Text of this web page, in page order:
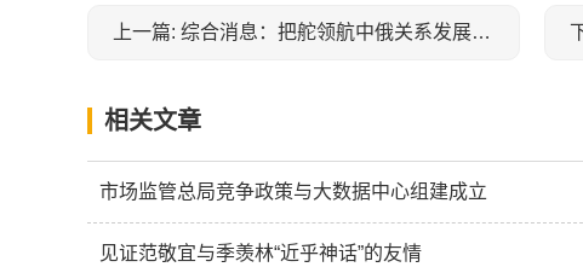
上一篇: 综合消息：把舵领航中俄关系发展 共同捍卫国际公平正义——多国人士高度评价中俄元首视频会晤
相关文章
市场监管总局竞争政策与大数据中心组建成立
见证范敬宜与季羡林“近乎神话”的友情